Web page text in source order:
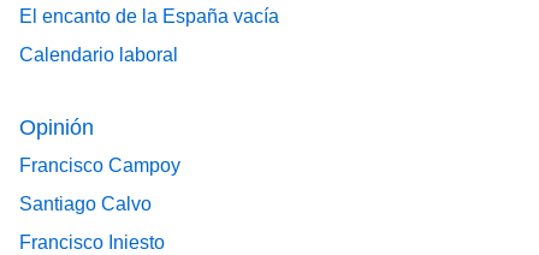
El encanto de la España vacía
Calendario laboral
Opinión
Francisco Campoy
Santiago Calvo
Francisco Iniesto